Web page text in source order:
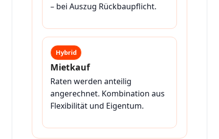
– bei Auszug Rückbaupflicht.
Hybrid
Mietkauf
Raten werden anteilig
angerechnet. Kombination aus
Flexibilität und Eigentum.